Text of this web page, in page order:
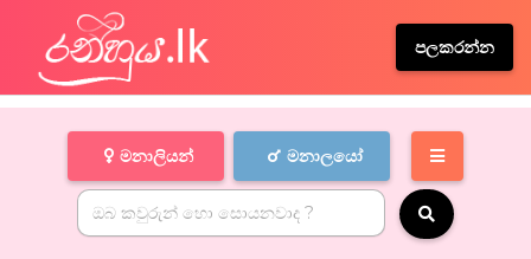
පලකරන්න
මනාලියන් මනාලයෝ